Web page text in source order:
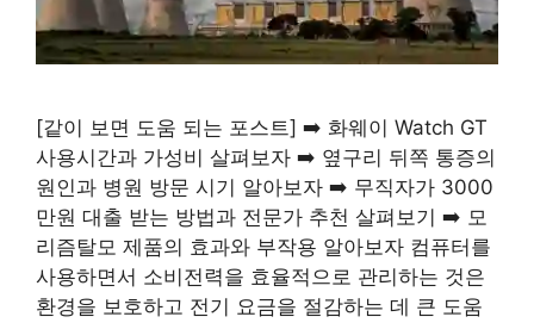
[같이 보면 도움 되는 포스트] ➡️ 화웨이 Watch GT
사용시간과 가성비 살펴보자 ➡️ 옆구리 뒤쪽 통증의
원인과 병원 방문 시기 알아보자 ➡️ 무직자가 3000
만원 대출 받는 방법과 전문가 추천 살펴보기 ➡️ 모
리즘탈모 제품의 효과와 부작용 알아보자 컴퓨터를
사용하면서 소비전력을 효율적으로 관리하는 것은
환경을 보호하고 전기 요금을 절감하는 데 큰 도움